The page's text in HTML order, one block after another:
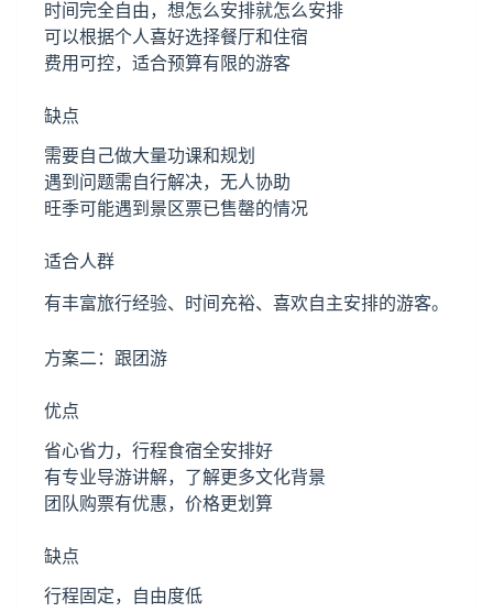
时间完全自由，想怎么安排就怎么安排
可以根据个人喜好选择餐厅和住宿
费用可控，适合预算有限的游客
缺点
需要自己做大量功课和规划
遇到问题需自行解决，无人协助
旺季可能遇到景区票已售罄的情况
适合人群
有丰富旅行经验、时间充裕、喜欢自主安排的游客。
方案二：跟团游
优点
省心省力，行程食宿全安排好
有专业导游讲解，了解更多文化背景
团队购票有优惠，价格更划算
缺点
行程固定，自由度低